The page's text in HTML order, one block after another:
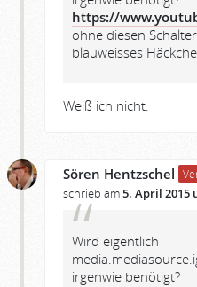
https://
ohne diesen
blauweisses
Weiß ich nicht.
Sören Hentzschel
schrieb am5. April 2015
Wird eigentlich
irgenwie benötigt?